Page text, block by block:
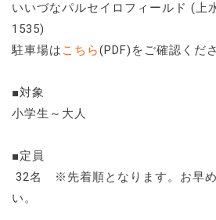
いいづなパルセイロフィールド (上
1535)
駐車場は こちら(PDF)をご確認くだ
■対象
小学生～大人
■定員
32名 ※先着順となります。お早め
い。